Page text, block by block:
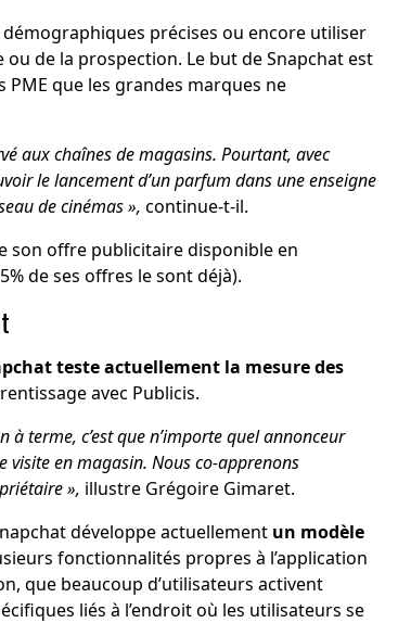
précises ou encore utiliser
de la prospection. Le but de Snapchat est
que les grandes marques ne
aux chaînes de magasins. Pourtant, avec
le lancement d’un parfum dans une enseigne
de cinémas », continue-t-il.
son offre publicitaire disponible en
de ses offres le sont déjà).
teste actuellement la mesure des
avec Publicis.
à terme, c’est que n’importe quel annonceur
visite en magasin. Nous co-apprenons
», illustre Grégoire Gimaret.
développe actuellement un modèle
fonctionnalités propres à l’application
que beaucoup d’utilisateurs activent
liés à l’endroit où les utilisateurs se